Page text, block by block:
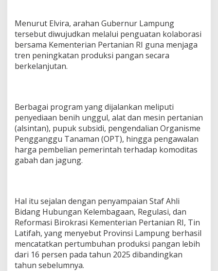
Menurut Elvira, arahan Gubernur Lampung
tersebut diwujudkan melalui penguatan kolaborasi
bersama Kementerian Pertanian RI guna menjaga
tren peningkatan produksi pangan secara
berkelanjutan.
Berbagai program yang dijalankan meliputi
penyediaan benih unggul, alat dan mesin pertanian
(alsintan), pupuk subsidi, pengendalian Organisme
Pengganggu Tanaman (OPT), hingga pengawalan
harga pembelian pemerintah terhadap komoditas
gabah dan jagung.
Hal itu sejalan dengan penyampaian Staf Ahli
Bidang Hubungan Kelembagaan, Regulasi, dan
Reformasi Birokrasi Kementerian Pertanian RI, Tin
Latifah, yang menyebut Provinsi Lampung berhasil
mencatatkan pertumbuhan produksi pangan lebih
dari 16 persen pada tahun 2025 dibandingkan
tahun sebelumnya.